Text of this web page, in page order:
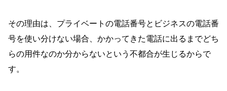
その理由は、プライベートの電話番号とビジネスの電話番
号を使い分けない場合、かかってきた電話に出るまでどち
らの用件なのか分からないという不都合が生じるからで
す。